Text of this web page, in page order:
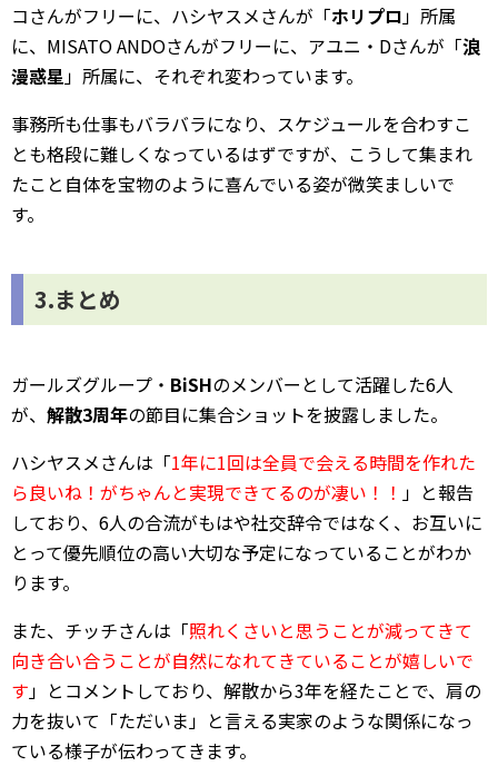
コさんがフリーに、ハシヤスメさんが「ホリプロ 」所属
に、MISATO ANDOさんがフリーに、アユニ・Dさんが「浪
漫惑星 」所属に、それぞれ変わっています。
事務所も仕事もバラバラになり、スケジュールを合わすこ
とも格段に難しくなっているはずですが、こうして集まれ
たこと自体を宝物のように喜んでいる姿が微笑ましいで
す。
3.まとめ
ガールズグループ・ BiSHのメンバーとして活躍した6人
が、 解散3周年の節目に集合ショットを披露しました。
ハシヤスメさんは「1年に1回は全員で会える時間を作れた
ら良いね！がちゃんと実現できてるのが凄い！！ 」と報告
しており、6人の合流がもはや社交辞令ではなく、お互いに
とって優先順位の高い大切な予定になっていることがわか
ります。
また、チッチさんは「照れくさいと思うことが減ってきて
向き合い合うことが自然になれてきていることが嬉しいで
す 」とコメントしており、解散から3年を経たことで、肩の
力を抜いて「ただいま」と言える実家のような関係になっ
ている様子が伝わってきます。